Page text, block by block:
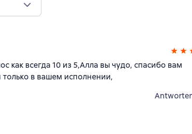
как всегда 10 из 5,Алла вы чудо, спасибо вам
в вашем исполнении,